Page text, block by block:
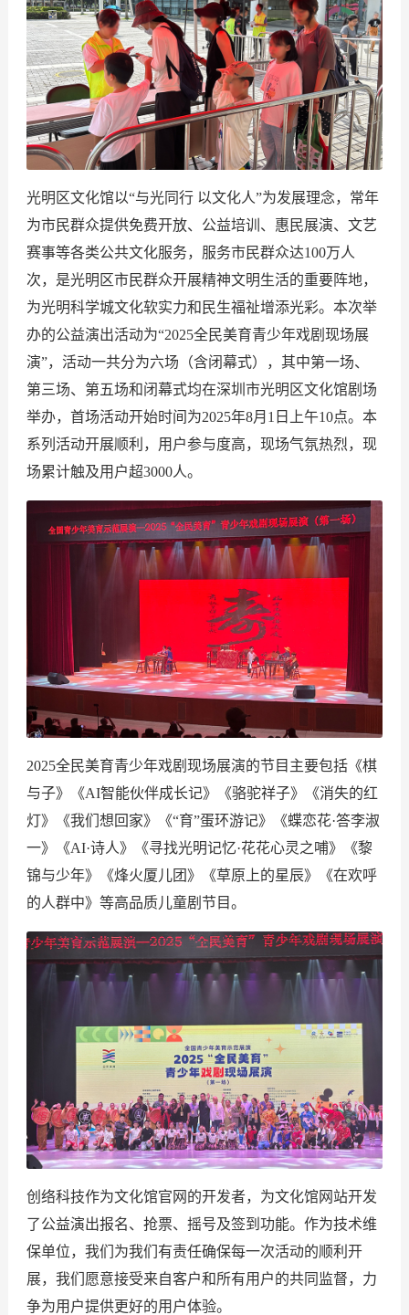
光明区文化馆以“与光同行 以文化人”为发展理念，常年
为市民群众提供免费开放、公益培训、惠民展演、文艺
赛事等各类公共文化服务，服务市民群众达100万人
次，是光明区市民群众开展精神文明生活的重要阵地，
为光明科学城文化软实力和民生福祉增添光彩。本次举
办的公益演出活动为“2025全民美育青少年戏剧现场展
演”，活动一共分为六场（含闭幕式），其中第一场、
第三场、第五场和闭幕式均在深圳市光明区文化馆剧场
举办，首场活动开始时间为2025年8月1日上午10点。本
系列活动开展顺利，用户参与度高，现场气氛热烈，现
场累计触及用户超3000人。
2025全民美育青少年戏剧现场展演的节目主要包括《棋
与子》《AI智能伙伴成长记》《骆驼祥子》《消失的红
灯》《我们想回家》《“育”蛋环游记》《蝶恋花·答李淑
一》《AI·诗人》《寻找光明记忆·花花心灵之哺》《黎
锦与少年》《烽火厦儿团》《草原上的星辰》《在欢呼
的人群中》等高品质儿童剧节目。
创络科技作为文化馆官网的开发者，为文化馆网站开发
了公益演出报名、抢票、摇号及签到功能。作为技术维
保单位，我们为我们有责任确保每一次活动的顺利开
展，我们愿意接受来自客户和所有用户的共同监督，力
争为用户提供更好的用户体验。